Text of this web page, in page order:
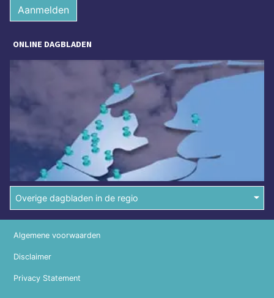
Aanmelden
ONLINE DAGBLADEN
Overige dagbladen in de regio
Algemene voorwaarden
Disclaimer
Privacy Statement